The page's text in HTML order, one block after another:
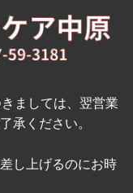
ましては、翌営業
承ください。
し上げるのにお時